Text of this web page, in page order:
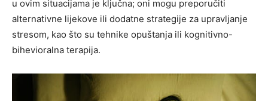
u ovim situacijama je ključna; oni mogu preporučiti
alternativne lijekove ili dodatne strategije za upravljanje
stresom, kao što su tehnike opuštanja ili kognitivno-
bihevioralna terapija.